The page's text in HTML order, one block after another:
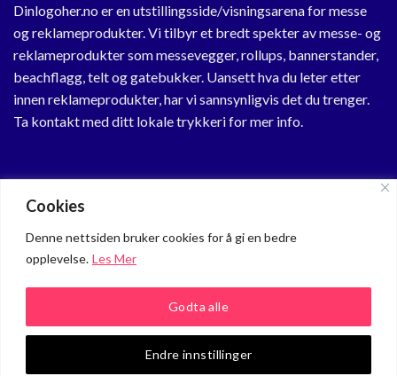
Cookies
Denne nettsiden bruker cookies for å gi en bedre
opplevelse. Les Mer
Endre innstillinger
Godta alle
Dinlogoher.no er en utstillingsside/visningsarena for messe
og reklameprodukter. Vi tilbyr et bredt spekter av messe- og
reklameprodukter som messevegger, rollups, bannerstander,
beachflagg, telt og gatebukker. Uansett hva du leter etter
innen reklameprodukter, har vi sannsynligvis det du trenger.
Ta kontakt med ditt lokale trykkeri for mer info.
KUNDESENTER
Min Profil
Om oss
Kundeservice